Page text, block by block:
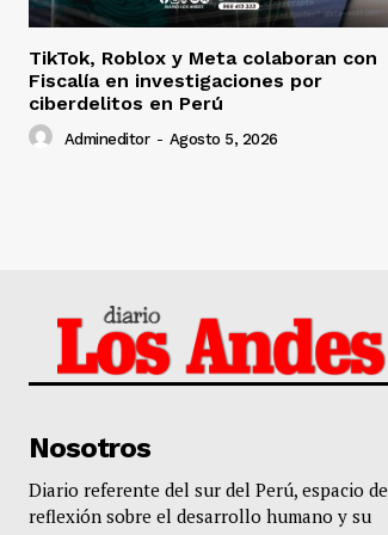
TikTok, Roblox y Meta colaboran con
Fiscalía en investigaciones por
ciberdelitos en Perú
Admineditor - Agosto 5, 2026
Nosotros
Diario referente del sur del Perú, espacio de
reflexión sobre el desarrollo humano y su